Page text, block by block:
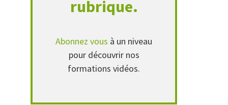
rubrique.
Abonnez vous à un niveau
pour découvrir nos
formations vidéos.